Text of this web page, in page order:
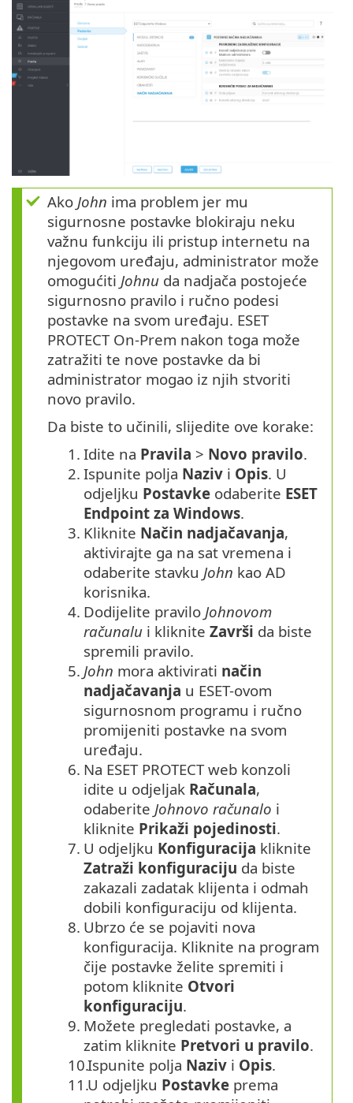
Ako John ima problem jer mu
sigurnosne postavke blokiraju neku
važnu funkciju ili pristup internetu na
njegovom uređaju, administrator može
omogućiti Johnu da nadjača postojeće
sigurnosno pravilo i ručno podesi
postavke na svom uređaju. ESET
PROTECT On-Prem nakon toga može
zatražiti te nove postavke da bi
administrator mogao iz njih stvoriti
novo pravilo.
Da biste to učinili, slijedite ove korake:
1. Idite na Pravila > Novo pravilo.
2. Ispunite polja Naziv i Opis. U
odjeljku Postavke odaberite ESET
Endpoint za Windows.
3. Kliknite Način nadjačavanja,
aktivirajte ga na sat vremena i
odaberite stavku John kao AD
korisnika.
4. Dodijelite pravilo Johnovom
računalu i kliknite Završi da biste
spremili pravilo.
5. John mora aktivirati način
nadjačavanja u ESET-ovom
sigurnosnom programu i ručno
promijeniti postavke na svom
uređaju.
6. Na ESET PROTECT web konzoli
idite u odjeljak Računala,
odaberite Johnovo računalo i
kliknite Prikaži pojedinosti.
7. U odjeljku Konfiguracija kliknite
Zatraži konfiguraciju da biste
zakazali zadatak klijenta i odmah
dobili konfiguraciju od klijenta.
8. Ubrzo će se pojaviti nova
konfiguracija. Kliknite na program
čije postavke želite spremiti i
potom kliknite Otvori
konfiguraciju.
9. Možete pregledati postavke, a
zatim kliknite Pretvori u pravilo.
10.Ispunite polja Naziv i Opis.
11.U odjeljku Postavke prema